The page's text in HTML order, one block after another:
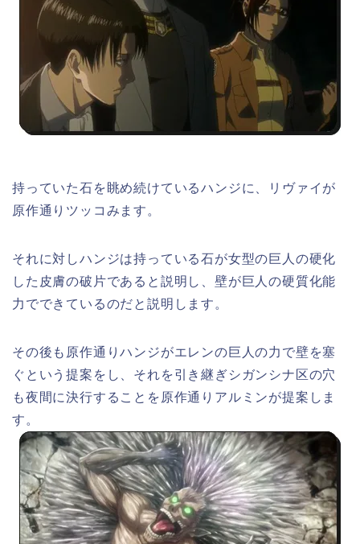
持っていた石を眺め続けているハンジに、リヴァイが
原作通りツッコみます。
それに対しハンジは持っている石が女型の巨人の硬化
した皮膚の破片であると説明し、壁が巨人の硬質化能
力でできているのだと説明します。
その後も原作通りハンジがエレンの巨人の力で壁を塞
ぐという提案をし、それを引き継ぎシガンシナ区の穴
も夜間に決行することを原作通りアルミンが提案しま
す。